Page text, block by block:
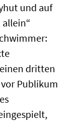
und auf
dritten
Publikum